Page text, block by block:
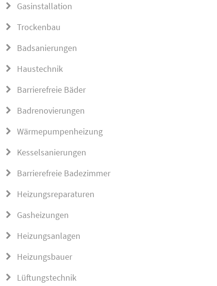
Gasinstallation
Trockenbau
Badsanierungen
Haustechnik
Barrierefreie Bäder
Badrenovierungen
Wärmepumpenheizung
Kesselsanierungen
Barrierefreie Badezimmer
Heizungsreparaturen
Gasheizungen
Heizungsanlagen
Heizungsbauer
Lüftungstechnik